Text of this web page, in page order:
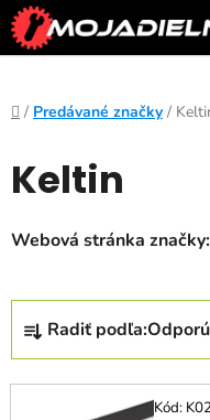
Prejsť
na
obsah
Domov
/ Predávané značky /
Keltin
Webová stránka značky:
R
a
d
Radiť podľa:
V Kód: